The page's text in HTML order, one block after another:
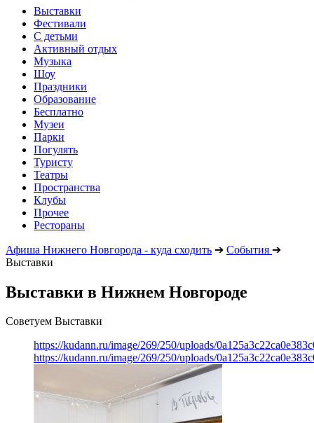
Выставки
Фестивали
С детьми
Активный отдых
Музыка
Шоу
Праздники
Образование
Бесплатно
Музеи
Парки
Погулять
Туристу
Театры
Пространства
Клубы
Прочее
Рестораны
Афиша Нижнего Новгорода - куда сходить ➔ События ➔
Выставки
Выставки в Нижнем Новгороде
Советуем Выставки
https://kudann.ru/image/269/250/uploads/
https://kudann.ru/image/269/250/uploads/